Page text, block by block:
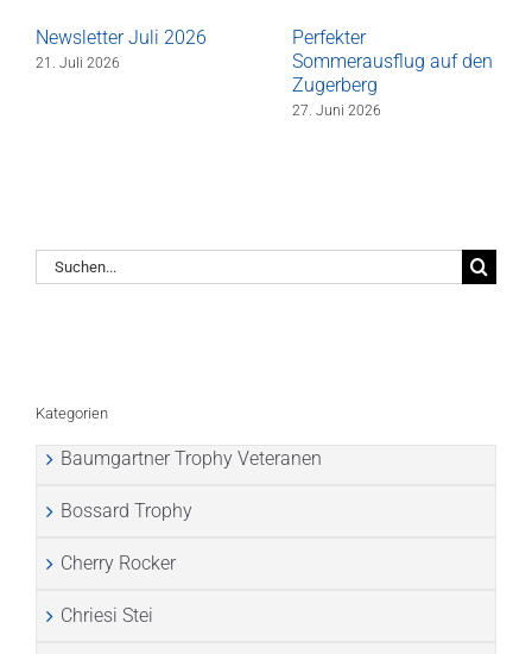
Newsletter Juli 2026
21. Juli 2026
Perfekter
Sommerausflug auf den
Zugerberg
27. Juni 2026
Suche
nach:
Kategorien
Baumgartner Trophy Veteranen
Bossard Trophy
Cherry Rocker
Chriesi Stei